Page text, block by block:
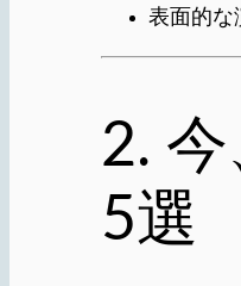
表面的な
2.
5選